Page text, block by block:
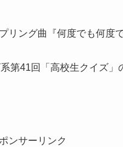
リング曲 『何度でも何度
第41回「高校生クイズ」
ンサーリンク